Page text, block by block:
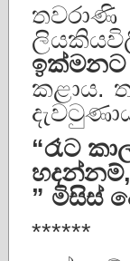
ඉක්මනට
කළාය.
“රෑට
හදන්නම්,
” මිසිස්
******